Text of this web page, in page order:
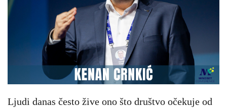
Ljudi danas često žive ono što društvo očekuje od